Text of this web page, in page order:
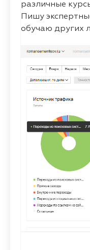
различные
Пишу
обучаю других